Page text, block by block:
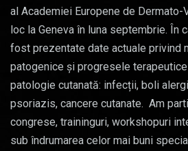
al Academiei Europene de Dermato-
loc la Geneva în luna septembrie. În
fost prezentate date actuale privind
patogenice și progresele
patologie cutanată: infecții, boli
psoriazis, cancere cutanate. Am
congrese, traininguri, workshopuri
sub îndrumarea celor mai buni